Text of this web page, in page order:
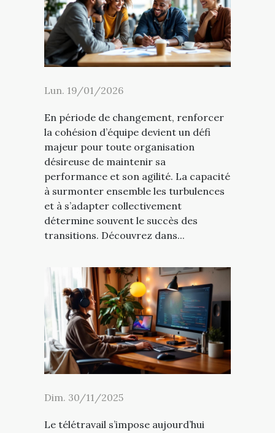
Lun. 19/01/2026
En période de changement, renforcer
la cohésion d’équipe devient un défi
majeur pour toute organisation
désireuse de maintenir sa
performance et son agilité. La capacité
à surmonter ensemble les turbulences
et à s’adapter collectivement
détermine souvent le succès des
transitions. Découvrez dans...
Dim. 30/11/2025
Le télétravail s’impose aujourd’hui